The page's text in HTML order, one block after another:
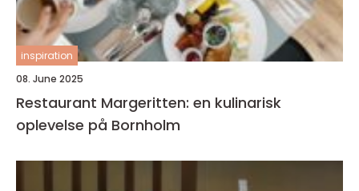
inspiration
08. June 2025
Restaurant Margeritten: en kulinarisk
oplevelse på Bornholm